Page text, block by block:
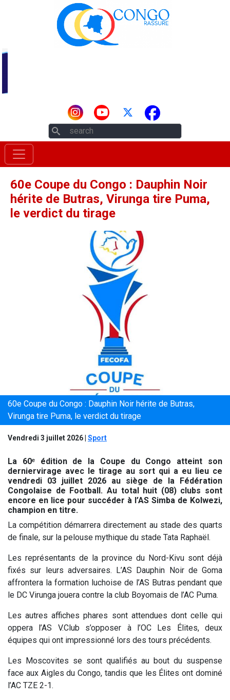
Aller au contenu principal
60e Coupe du Congo : Dauphin Noir
hérite de Butras, Virunga tire Puma,
le verdict du tirage
60e Coupe du Congo : Dauphin Noir hérite de Butras,
Virunga tire Puma, le verdict du tirage
Vendredi 3 juillet 2026 Sport
La 60ᵉ édition de la Coupe du Congo atteint son
derniervirage avec le tirage au sort qui a eu lieu ce
vendredi 03 juillet 2026 au siège de la Fédération
Congolaise de Football. Au total huit (08) clubs sont
encore en lice pour succéder à l’AS Simba de Kolwezi,
champion en titre.
La compétition démarrera directement au stade des quarts
de finale, sur la pelouse mythique du stade Tata Raphaël.
Les représentants de la province du Nord-Kivu sont déjà
fixés sur leurs adversaires. L’AS Dauphin Noir de Goma
affrontera la formation luchoise de l’AS Butras pendant que
le DC Virunga jouera contre la club Boyomais de l’AC Puma.
Les autres affiches phares sont attendues dont celle qui
oppera l’AS V.Club s’opposer à l’OC Les Élites, deux
équipes qui ont impressionné lors des tours précédents.
Les Moscovites se sont qualifiés au bout du suspense
face aux Aigles du Congo, tandis que les Élites ont dominé
l’AC TZE 2-1.